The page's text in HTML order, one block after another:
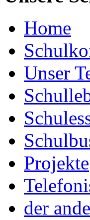
Home
Unser
Projekte
der